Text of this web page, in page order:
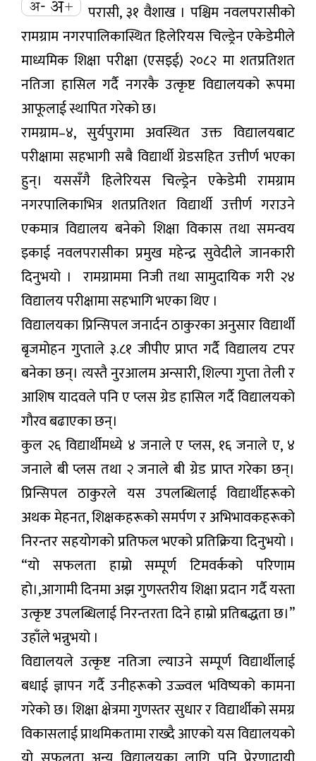
परासी, ३१ वैशाख । पश्चिम नवलपरासीको
रामग्राम नगरपालिकास्थित हिलेरियस चिल्ड्रेन एकेडेमीले
माध्यमिक शिक्षा परीक्षा (एसइई) २०८२ मा शतप्रतिशत
नतिजा हासिल गर्दै नगरकै उत्कृष्ट विद्यालयको रूपमा
आफूलाई स्थापित गरेको छ।
रामग्राम–४, सुर्यपुरामा अवस्थित उक्त विद्यालयबाट
परीक्षामा सहभागी सबै विद्यार्थी ग्रेडसहित उत्तीर्ण भएका
हुन्। यससँगै हिलेरियस चिल्ड्रेन एकेडेमी रामग्राम
नगरपालिकाभित्र शतप्रतिशत विद्यार्थी उत्तीर्ण गराउने
एकमात्र विद्यालय बनेको शिक्षा विकास तथा समन्वय
इकाई नवलपरासीका प्रमुख महेन्द्र सुवेदीले जानकारी
दिनुभयो । रामग्राममा निजी तथा सामुदायिक गरी २४
विद्यालय परीक्षामा सहभागि भएका थिए ।
विद्यालयका प्रिन्सिपल जनार्दन ठाकुरका अनुसार विद्यार्थी
बृजमोहन गुप्ताले ३.८१ जीपीए प्राप्त गर्दै विद्यालय टपर
बनेका छन्। त्यस्तै नुरआलम अन्सारी, शिल्पा गुप्ता तेली र
आशिष यादवले पनि ए प्लस ग्रेड हासिल गर्दै विद्यालयको
गौरव बढाएका छन्।
कुल २६ विद्यार्थीमध्ये ४ जनाले ए प्लस, १६ जनाले ए, ४
जनाले बी प्लस तथा २ जनाले बी ग्रेड प्राप्त गरेका छन्।
प्रिन्सिपल ठाकुरले यस उपलब्धिलाई विद्यार्थीहरूको
अथक मेहनत, शिक्षकहरूको समर्पण र अभिभावकहरूको
निरन्तर सहयोगको प्रतिफल भएको प्रतिक्रिया दिनुभयो ।
“यो सफलता हाम्रो सम्पूर्ण टिमवर्कको परिणाम
हो।,आगामी दिनमा अझ गुणस्तरीय शिक्षा प्रदान गर्दै यस्ता
उत्कृष्ट उपलब्धिलाई निरन्तरता दिने हाम्रो प्रतिबद्धता छ।”
उहाँले भन्नुभयो ।
विद्यालयले उत्कृष्ट नतिजा ल्याउने सम्पूर्ण विद्यार्थीलाई
बधाई ज्ञापन गर्दै उनीहरूको उज्ज्वल भविष्यको कामना
गरेको छ। शिक्षा क्षेत्रमा गुणस्तर सुधार र विद्यार्थीको समग्र
विकासलाई प्राथमिकतामा राख्दै आएको यस विद्यालयको